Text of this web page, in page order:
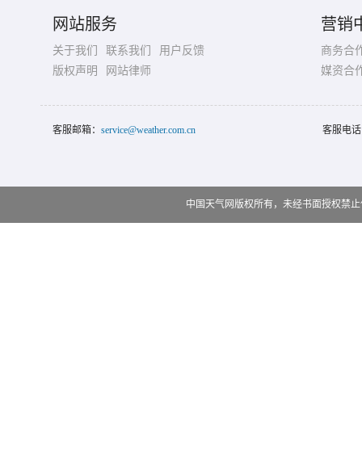
网站服务
关于我们 联系我们
用户反馈
版权声明
网站律师
营销
商务合
媒资合
客服邮箱： service@weather.com.cn 客服电
中国天气网版权所有，未经书面授权